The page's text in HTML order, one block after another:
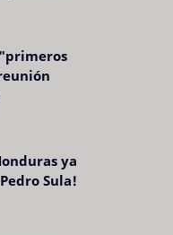
ya
Sula!